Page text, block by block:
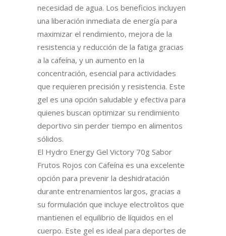
necesidad de agua. Los beneficios incluyen
una liberación inmediata de energía para
maximizar el rendimiento, mejora de la
resistencia y reducción de la fatiga gracias
a la cafeína, y un aumento en la
concentración, esencial para actividades
que requieren precisión y resistencia. Este
gel es una opción saludable y efectiva para
quienes buscan optimizar su rendimiento
deportivo sin perder tiempo en alimentos
sólidos.
El Hydro Energy Gel Victory 70g Sabor
Frutos Rojos con Cafeína es una excelente
opción para prevenir la deshidratación
durante entrenamientos largos, gracias a
su formulación que incluye electrolitos que
mantienen el equilibrio de líquidos en el
cuerpo. Este gel es ideal para deportes de